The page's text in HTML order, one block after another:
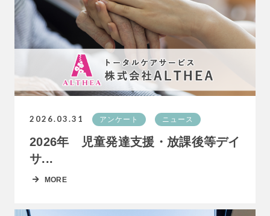
2026.03.31 アンケート ニュース
2026年 児童発達支援・放課後等デイ
サ...
MORE